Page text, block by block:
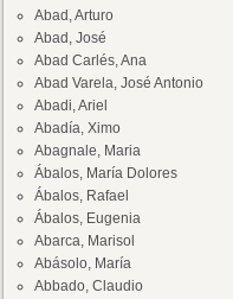
Abad, Arturo
Abad, José
Abad Carlés, Ana
Abad Varela, José Antonio
Abadi, Ariel
Abadía, Ximo
Abagnale, Maria
Ábalos, María Dolores
Ábalos, Rafael
Ábalos, Eugenia
Abarca, Marisol
Abásolo, María
Abbado, Claudio